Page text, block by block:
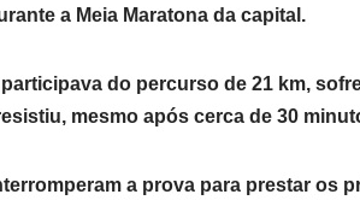
a Meia Maratona da capital.
do percurso de 21 km,
mesmo após cerca de 30
a prova para prestar os